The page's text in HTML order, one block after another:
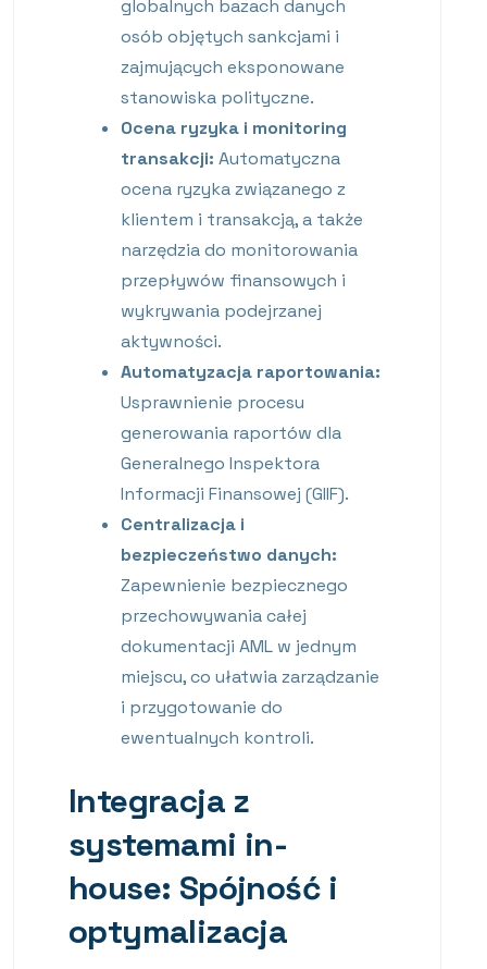
globalnych bazach danych
osób objętych sankcjami i
zajmujących eksponowane
stanowiska polityczne.
Ocena ryzyka i monitoring
transakcji: Automatyczna
ocena ryzyka związanego z
klientem i transakcją, a także
narzędzia do monitorowania
przepływów finansowych i
wykrywania podejrzanej
aktywności.
Automatyzacja raportowania:
Usprawnienie procesu
generowania raportów dla
Generalnego Inspektora
Informacji Finansowej (GIIF).
Centralizacja i
bezpieczeństwo danych:
Zapewnienie bezpiecznego
przechowywania całej
dokumentacji AML w jednym
miejscu, co ułatwia zarządzanie
i przygotowanie do
ewentualnych kontroli.
Integracja z
systemami in-
house: Spójność i
optymalizacja